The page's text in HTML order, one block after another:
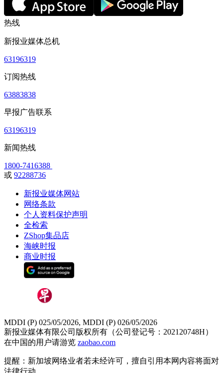
热线
新报业媒体总机
63196319
订阅热线
63883838
早报广告联系
63196319
新闻热线
1800-7416388
或 92288736
新报业媒体网站
网络条款
个人资料保护声明
全检索
ZShop集品店
海峡时报
商业时报
MDDI (P) 025/05/2026, MDDI (P) 026/05/2026
新报业媒体有限公司版权所有（公司登记号：202120748H）
在中国的用户请游览 zaobao.com
提醒：新加坡网络业者若未经许可，擅自引用本网内容将面对